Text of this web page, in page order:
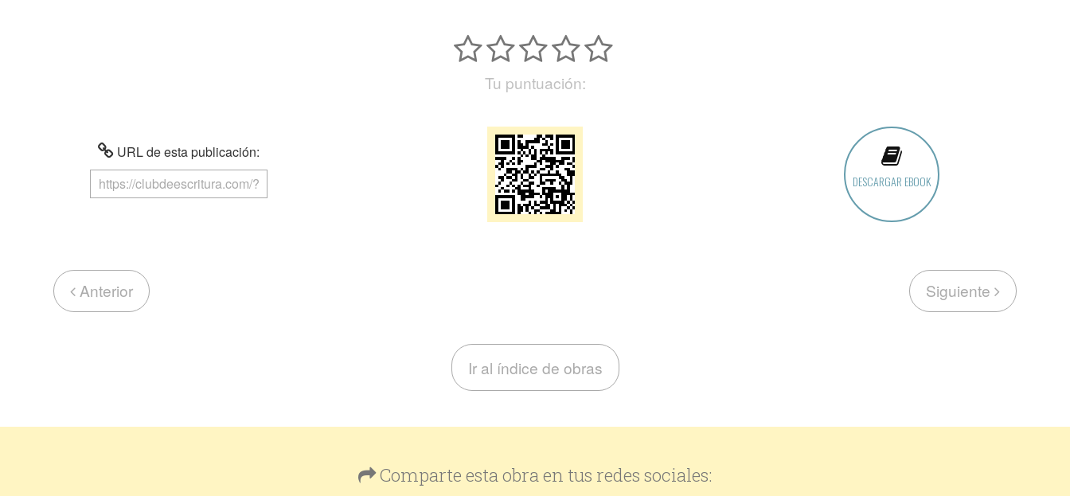
Tu puntuación:
URL de esta publicación:
DESCARGAR EBOOK
Anterior Siguiente
Ir al índice de obras
Comparte esta obra en tus redes sociales: